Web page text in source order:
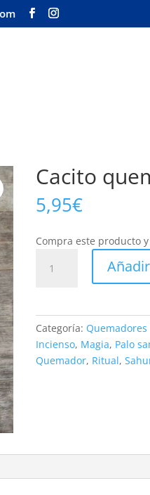
Cacito
5,95€
Compra este producto
quemador
Categoría: Quemadores
Incienso, Magia, Palo
Quemador, Ritual,